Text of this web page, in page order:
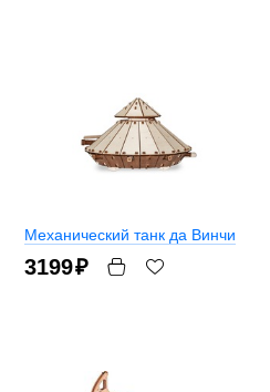
Механический танк да Винчи
3199₽